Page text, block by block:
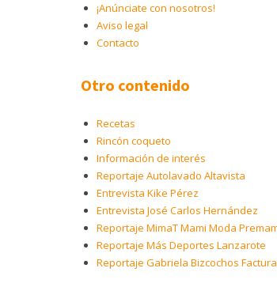
¡Anúnciate con nosotros!
Aviso legal
Contacto
Otro contenido
Recetas
Rincón coqueto
Información de interés
Reportaje Autolavado Altavista
Entrevista Kike Pérez
Entrevista José Carlos Hernández
Reportaje MimaT Mami Moda
Reportaje Más Deportes Lanzarote
Reportaje Gabriela Bizcochos